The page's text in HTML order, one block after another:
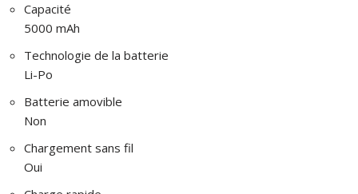
Capacité
5000 mAh
Technologie de la batterie
Li-Po
Batterie amovible
Non
Chargement sans fil
Oui